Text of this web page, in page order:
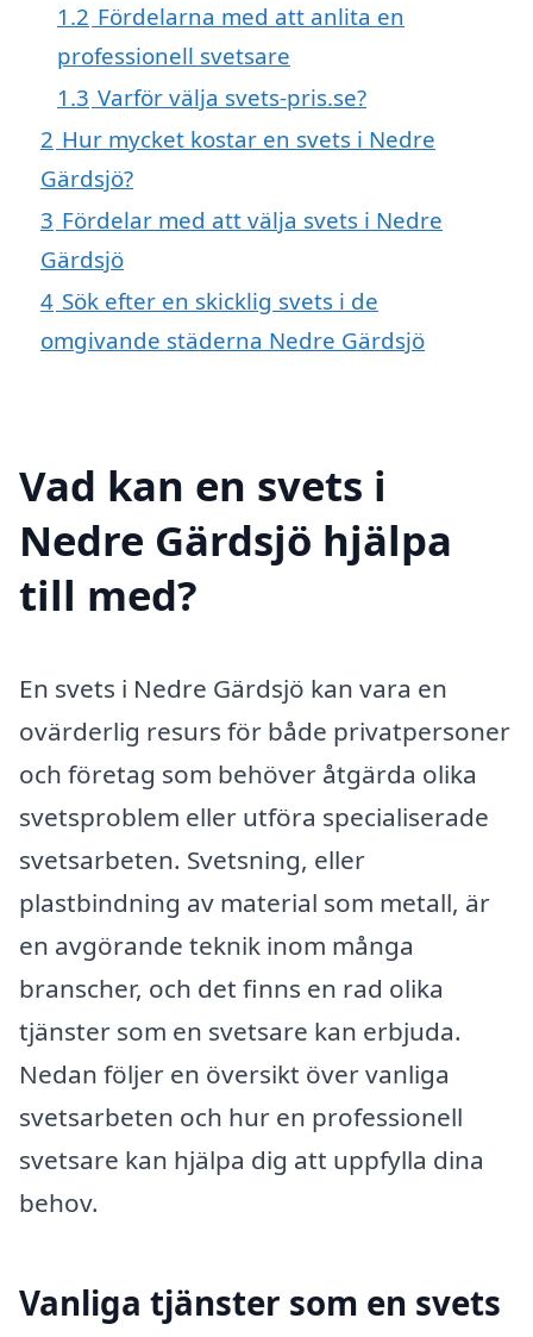
1.2 Fördelarna med att anlita en
professionell svetsare
1.3 Varför välja svets-pris.se?
2 Hur mycket kostar en svets i Nedre
Gärdsjö?
3 Fördelar med att välja svets i Nedre
Gärdsjö
4 Sök efter en skicklig svets i de
omgivande städerna Nedre Gärdsjö
Vad kan en svets i
Nedre Gärdsjö hjälpa
till med?
En svets i Nedre Gärdsjö kan vara en
ovärderlig resurs för både privatpersoner
och företag som behöver åtgärda olika
svetsproblem eller utföra specialiserade
svetsarbeten. Svetsning, eller
plastbindning av material som metall, är
en avgörande teknik inom många
branscher, och det finns en rad olika
tjänster som en svetsare kan erbjuda.
Nedan följer en översikt över vanliga
svetsarbeten och hur en professionell
svetsare kan hjälpa dig att uppfylla dina
behov.
Vanliga tjänster som en svets